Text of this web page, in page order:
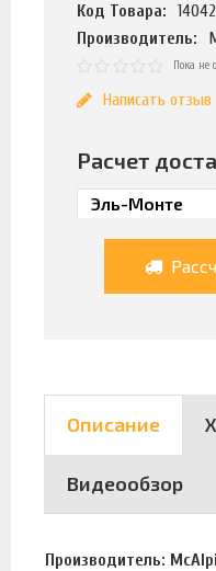
Код Товара:
Производитель:
Пока не
Написать отзыв
Расчет
Описание
Видеообзор
Производитель: